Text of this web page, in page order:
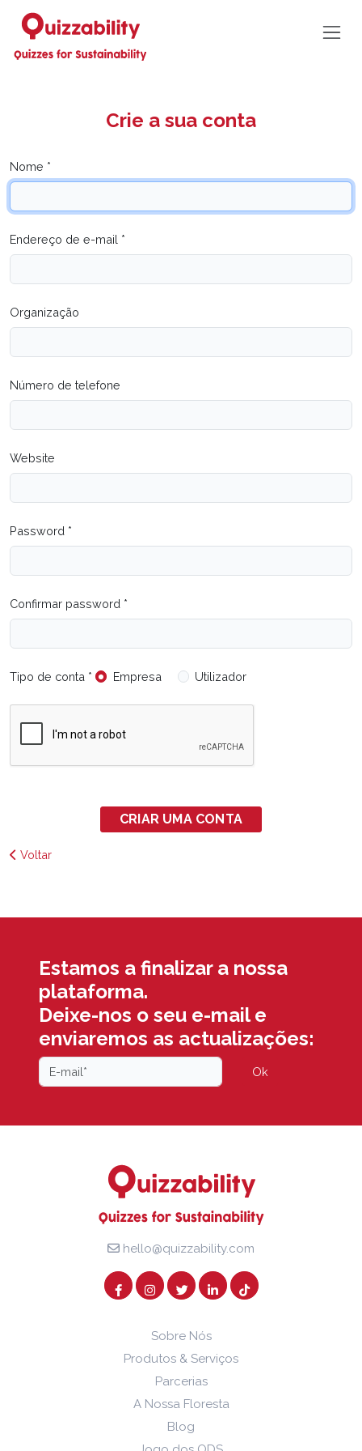
Crie a sua conta
Nome *
Endereço de e-mail *
Organização
Número de telefone
Website
Password *
Confirmar password *
Tipo de conta * Empresa Utilizador
CRIAR UMA CONTA
Voltar
Estamos a finalizar a nossa
plataforma.
Deixe-nos o seu e-mail e
enviaremos as actualizações:
Ok
hello@quizzability.com
Sobre Nós
Produtos & Serviços
Parcerias
A Nossa Floresta
Blog